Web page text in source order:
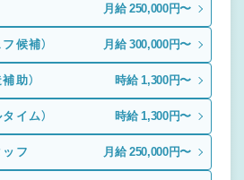
月給 250,000円〜
候補） 月給 300,000円〜
助） 時給 1,300円〜
イム） 時給 1,300円〜
ッフ 月給 250,000円〜